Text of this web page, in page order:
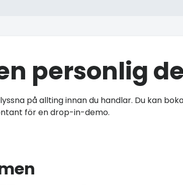
personlig
på allting innan du handlar. Du kan
för en drop-in-demo.